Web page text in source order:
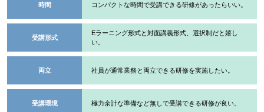
時間 コンパクトな時間で受講できる研修があったらいい。
受講形式
Eラーニング形式と対面講義形式、選択制だと嬉し
い。
両立 社員が通常業務と両立できる研修を実施したい。
受講環境 極力余計な準備など無しで受講できる研修が良い。